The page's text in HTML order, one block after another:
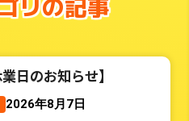
業日のお知らせ】
2026年8月7日